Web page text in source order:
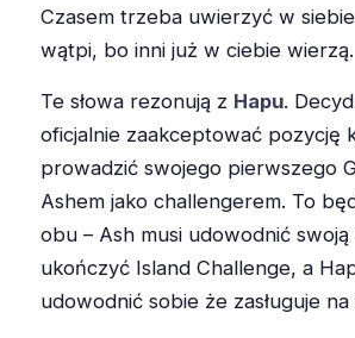
Czasem trzeba uwierzyć w
wątpi, bo inni już w ciebie wierzą.
Te słowa rezonują z Hapu.
oficjalnie zaakceptować pozycję
prowadzić swojego pierwszego
Ashem jako challengerem. To
obu – Ash musi udowodnić
ukończyć Island Challenge, a
udowodnić sobie że zasługuje na